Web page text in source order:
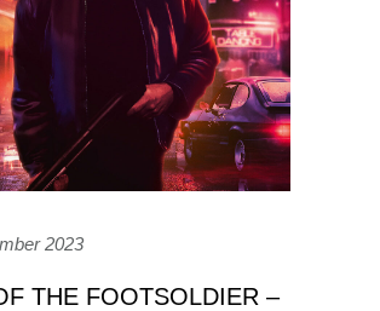
2023
THE FOOTSOLDIER –